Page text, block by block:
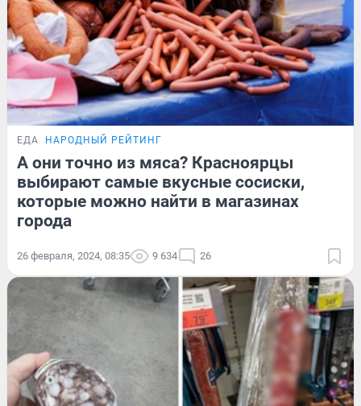
ЕДА НАРОДНЫЙ РЕЙТИНГ
А они точно из мяса? Красноярцы
выбирают самые вкусные сосиски,
которые можно найти в магазинах
города
26 февраля, 2024, 08:35 9 634 26